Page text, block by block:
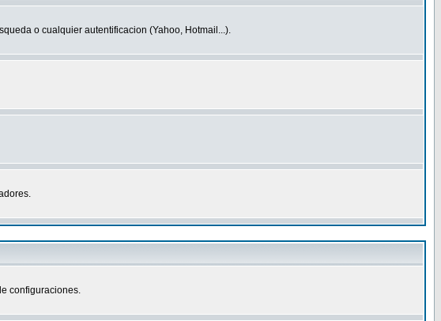
o cualquier autentificacion (Yahoo, Hotmail...).
configuraciones.